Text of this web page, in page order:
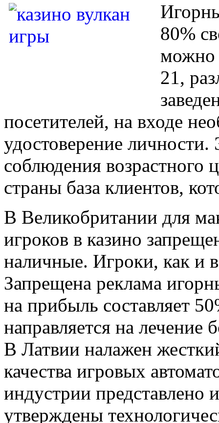
80%
можно
21,
посетителей, на входе
удостоверение личности.
соблюдения возрастного
страны база клиентов,
В Великобритании для
игроков в казино
наличные. Игроки, как и
Запрещена реклама
на прибыль составляет
направляется на
В Латвии налажен
качества игровых
индустрии представлено
утверждены